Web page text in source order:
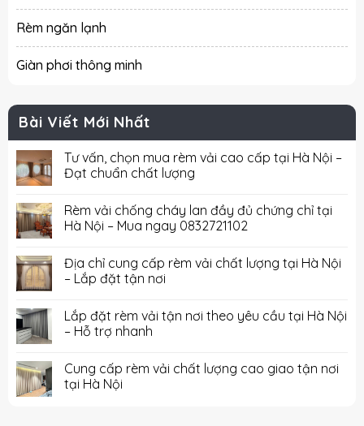
Rèm ngăn lạnh
Giàn phơi thông minh
Bài Viết Mới Nhất
Tư vấn, chọn mua rèm vải cao cấp tại Hà Nội –
Đạt chuẩn chất lượng
Rèm vải chống cháy lan đầy đủ chứng chỉ tại
Hà Nội – Mua ngay 0832721102
Địa chỉ cung cấp rèm vải chất lượng tại Hà Nội
– Lắp đặt tận nơi
Lắp đặt rèm vải tận nơi theo yêu cầu tại Hà Nội
– Hỗ trợ nhanh
Cung cấp rèm vải chất lượng cao giao tận nơi
tại Hà Nội